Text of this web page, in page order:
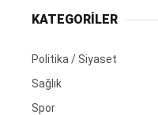
KATEGORİLER
Politika / Siyaset
Sağlık
Spor